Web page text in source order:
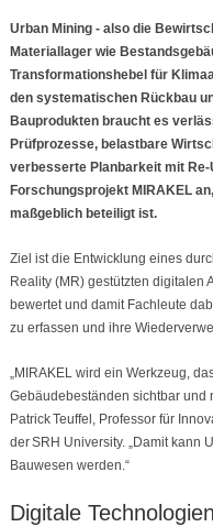
Urban Mining - also die
Materiallager wie
Transformationshebel für
den systematischen Rückbau
Bauprodukten braucht es
Prüfprozesse, belastbare
verbesserte Planbarkeit mit
Forschungsprojekt MIRAKEL
maßgeblich beteiligt ist.
Ziel ist die Entwicklung eines
Reality (MR) gestützten digitalen
bewertet und damit Fachleute
zu erfassen und ihre
„MIRAKEL wird ein Werkzeug,
Gebäudebeständen sichtbar und
Patrick Teuffel, Professor für
der SRH University. „Damit kann
Bauwesen werden.“
Digitale